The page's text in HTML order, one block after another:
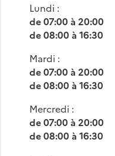
Lundi :
de 07:00 à 20:00
de 08:00 à 16:30
Mardi :
de 07:00 à 20:00
de 08:00 à 16:30
Mercredi :
de 07:00 à 20:00
de 08:00 à 16:30